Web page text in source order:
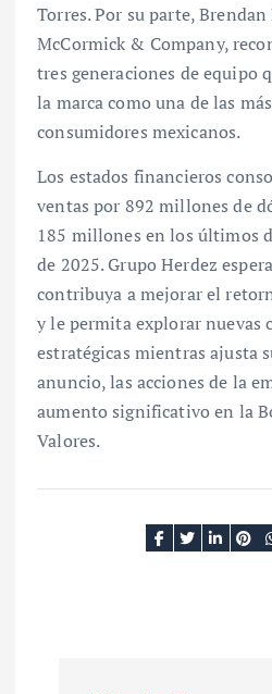
Torres. Por su parte, Brendan
McCormick & Company,
tres generaciones de equipo
la marca como una de las
consumidores mexicanos.
Los estados financieros
ventas por 892 millones de
185 millones en los últimos
de 2025. Grupo Herdez
contribuya a mejorar el
y le permita explorar nuevas
estratégicas mientras ajusta
anuncio, las acciones de la
aumento significativo en la
Valores.